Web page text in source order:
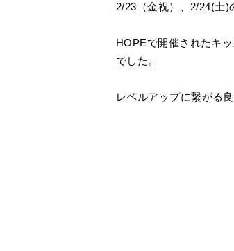
2/23（金祝）、2/24(土)
HOPEで開催されたキ
でした。
レベルアップに繋がる